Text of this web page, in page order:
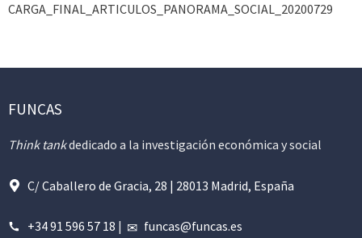
CARGA_FINAL_ARTICULOS_PANORAMA_SOCIAL_20200729
FUNCAS
Think tankdedicado a la investigación económica y social
C/ Caballero de Gracia, 28 | 28013 Madrid, España
+34 91 596 57 18 | funcas@funcas.es